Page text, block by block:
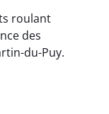
roulant
des
du-Puy.